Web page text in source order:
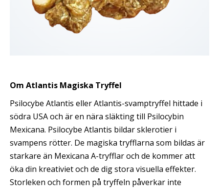
Om Atlantis Magiska Tryffel
Psilocybe Atlantis eller Atlantis-svamptryffel hittade i
södra USA och är en nära släkting till Psilocybin
Mexicana. Psilocybe Atlantis bildar sklerotier i
svampens rötter. De magiska tryfflarna som bildas är
starkare än Mexicana A-tryfflar och de kommer att
öka din kreativiet och de dig stora visuella effekter.
Storleken och formen på tryffeln påverkar inte